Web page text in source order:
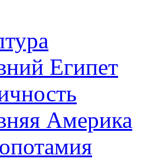
Египет
Америка